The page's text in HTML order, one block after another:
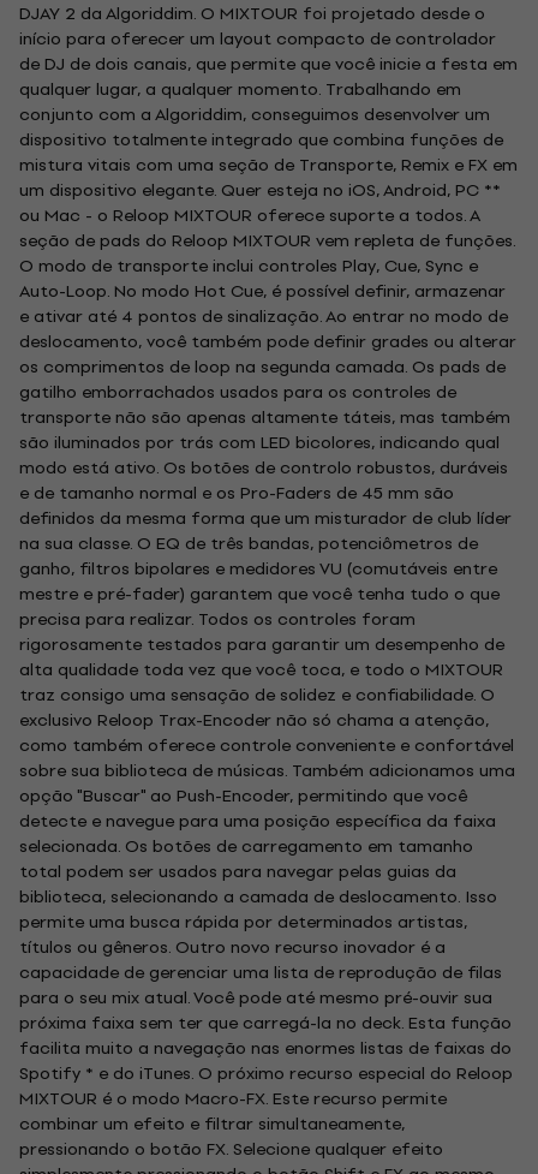
DJAY 2 da Algoriddim. O MIXTOUR foi projetado desde o
início para oferecer um layout compacto de controlador
de DJ de dois canais, que permite que você inicie a festa em
qualquer lugar, a qualquer momento. Trabalhando em
conjunto com a Algoriddim, conseguimos desenvolver um
dispositivo totalmente integrado que combina funções de
mistura vitais com uma seção de Transporte, Remix e FX em
um dispositivo elegante. Quer esteja no iOS, Android, PC **
ou Mac - o Reloop MIXTOUR oferece suporte a todos. A
seção de pads do Reloop MIXTOUR vem repleta de funções.
O modo de transporte inclui controles Play, Cue, Sync e
Auto-Loop. No modo Hot Cue, é possível definir, armazenar
e ativar até 4 pontos de sinalização. Ao entrar no modo de
deslocamento, você também pode definir grades ou alterar
os comprimentos de loop na segunda camada. Os pads de
gatilho emborrachados usados para os controles de
transporte não são apenas altamente táteis, mas também
são iluminados por trás com LED bicolores, indicando qual
modo está ativo. Os botões de controlo robustos, duráveis
e de tamanho normal e os Pro-Faders de 45 mm são
definidos da mesma forma que um misturador de club líder
na sua classe. O EQ de três bandas, potenciômetros de
ganho, filtros bipolares e medidores VU (comutáveis entre
mestre e pré-fader) garantem que você tenha tudo o que
precisa para realizar. Todos os controles foram
rigorosamente testados para garantir um desempenho de
alta qualidade toda vez que você toca, e todo o MIXTOUR
traz consigo uma sensação de solidez e confiabilidade. O
exclusivo Reloop Trax-Encoder não só chama a atenção,
como também oferece controle conveniente e confortável
sobre sua biblioteca de músicas. Também adicionamos uma
opção "Buscar" ao Push-Encoder, permitindo que você
detecte e navegue para uma posição específica da faixa
selecionada. Os botões de carregamento em tamanho
total podem ser usados para navegar pelas guias da
biblioteca, selecionando a camada de deslocamento. Isso
permite uma busca rápida por determinados artistas,
títulos ou gêneros. Outro novo recurso inovador é a
capacidade de gerenciar uma lista de reprodução de filas
para o seu mix atual. Você pode até mesmo pré-ouvir sua
próxima faixa sem ter que carregá-la no deck. Esta função
facilita muito a navegação nas enormes listas de faixas do
Spotify * e do iTunes. O próximo recurso especial do Reloop
MIXTOUR é o modo Macro-FX. Este recurso permite
combinar um efeito e filtrar simultaneamente,
pressionando o botão FX. Selecione qualquer efeito